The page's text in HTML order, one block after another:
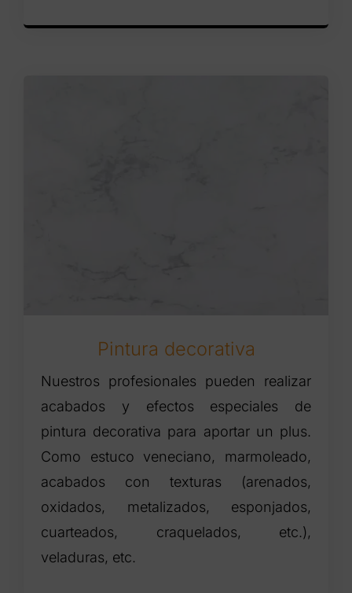
Pintura decorativa
Nuestros profesionales pueden realizar
acabados y efectos especiales de
pintura decorativa para aportar un plus.
Como estuco veneciano, marmoleado,
acabados con texturas (arenados,
oxidados, metalizados, esponjados,
cuarteados, craquelados, etc.),
veladuras, etc.